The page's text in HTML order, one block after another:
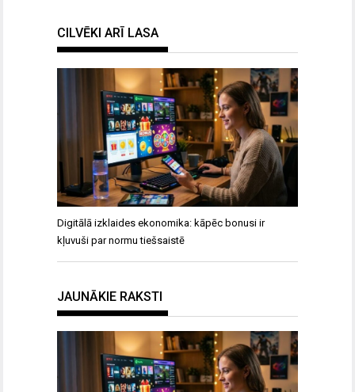
CILVĒKI ARĪ LASA
Digitālā izklaides ekonomika: kāpēc bonusi ir
kļuvuši par normu tiešsaistē
JAUNĀKIE RAKSTI